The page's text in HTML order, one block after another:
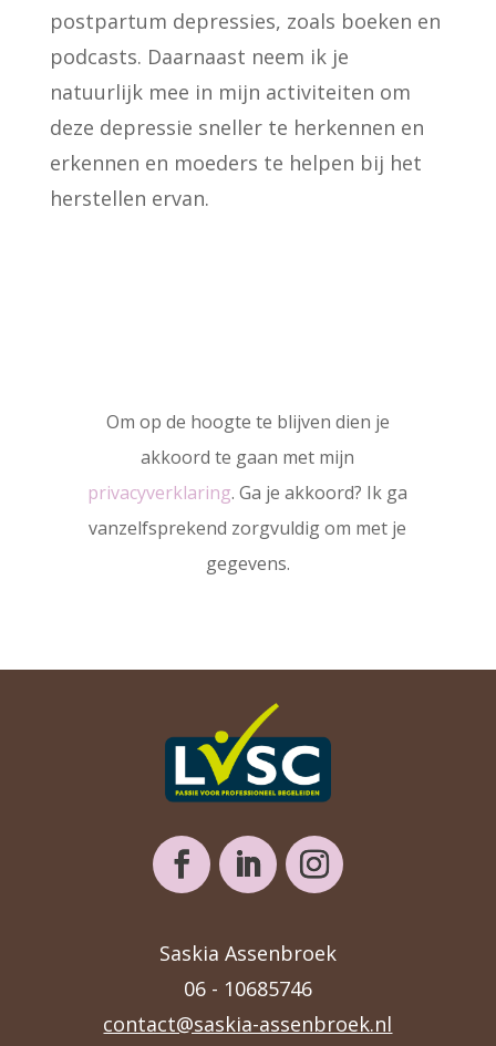
postpartum depressies, zoals boeken en
podcasts. Daarnaast neem ik je
natuurlijk mee in mijn activiteiten om
deze depressie sneller te herkennen en
erkennen en moeders te helpen bij het
herstellen ervan.
Om op de hoogte te blijven dien je
akkoord te gaan met mijn
privacyverklaring. Ga je akkoord? Ik ga
vanzelfsprekend zorgvuldig om met je
gegevens.
Saskia Assenbroek
06 - 10685746
contact@saskia-assenbroek.nl